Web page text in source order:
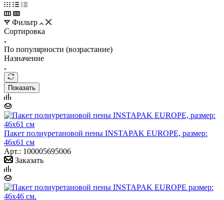
Фильтр
Сортировка
По популярности (возрастание)
Назначение
Показать
Пакет полиуретановой пены INSTAPAK EUROPE, размер:
46х61 см
Арт.: 100005695006
Заказать